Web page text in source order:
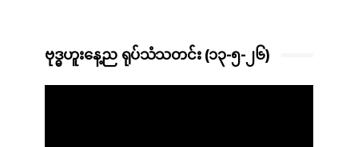
ဗုဒ္ဓဟူးနေ့ည ရုပ်သံသတင်း (၁၃-၅-၂၆)